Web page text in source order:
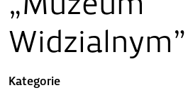
Kategorie